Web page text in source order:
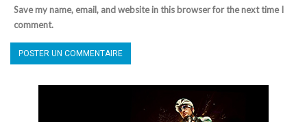
Save my name, email, and website in this browser for the next time I
comment.